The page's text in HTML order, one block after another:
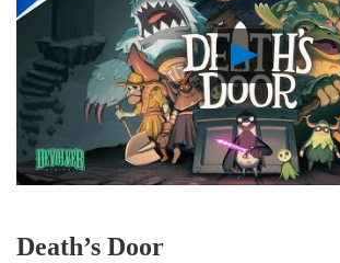
Play
Video
Death’s Door